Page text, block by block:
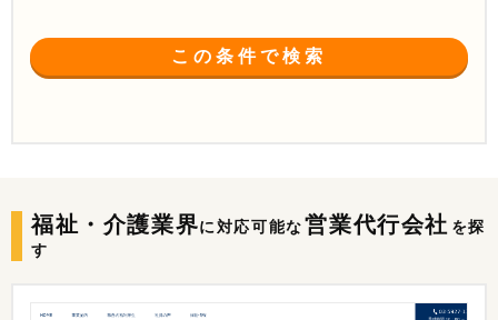
この条件で検索
福祉・介護業界に対応可能な 営業代行会社 を探
す